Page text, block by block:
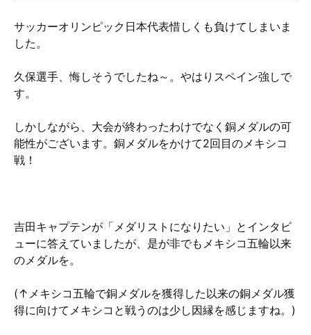
サッカーオリンピック日本代表惜しくも負けてしまいま
した。
久保選手、悔しそうでしたね～。やはりスペイン強しで
す。
しかしながら、大会が終わったわけでなく銅メダルの可
能性がございます。銅メダルをかけて2回目のメキシコ
戦！
吉田キャプテンが「メダリストになりたい」とインタビ
ューに答えていましたが、是が非でもメキシコ五輪以来
のメダルを。
(↑メキシコ五輪で銅メダルを獲得した以来の銅メダル獲
得に向けてメキシコと戦うのは少し因縁を感じますね。)